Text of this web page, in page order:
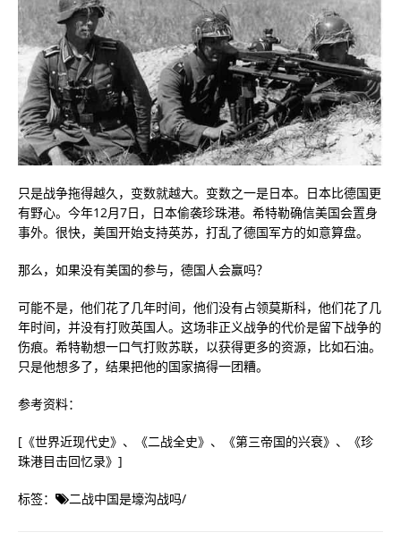
只是战争拖得越久，变数就越大。变数之一是日本。日本比德国更
有野心。今年12月7日，日本偷袭珍珠港。希特勒确信美国会置身
事外。很快，美国开始支持英苏，打乱了德国军方的如意算盘。
那么，如果没有美国的参与，德国人会赢吗？
可能不是，他们花了几年时间，他们没有占领莫斯科，他们花了几
年时间，并没有打败英国人。这场非正义战争的代价是留下战争的
伤痕。希特勒想一口气打败苏联，以获得更多的资源，比如石油。
只是他想多了，结果把他的国家搞得一团糟。
参考资料：
[《世界近现代史》、《二战全史》、《第三帝国的兴衰》、《珍
珠港目击回忆录》]
标签： 二战中国是壕沟战吗/